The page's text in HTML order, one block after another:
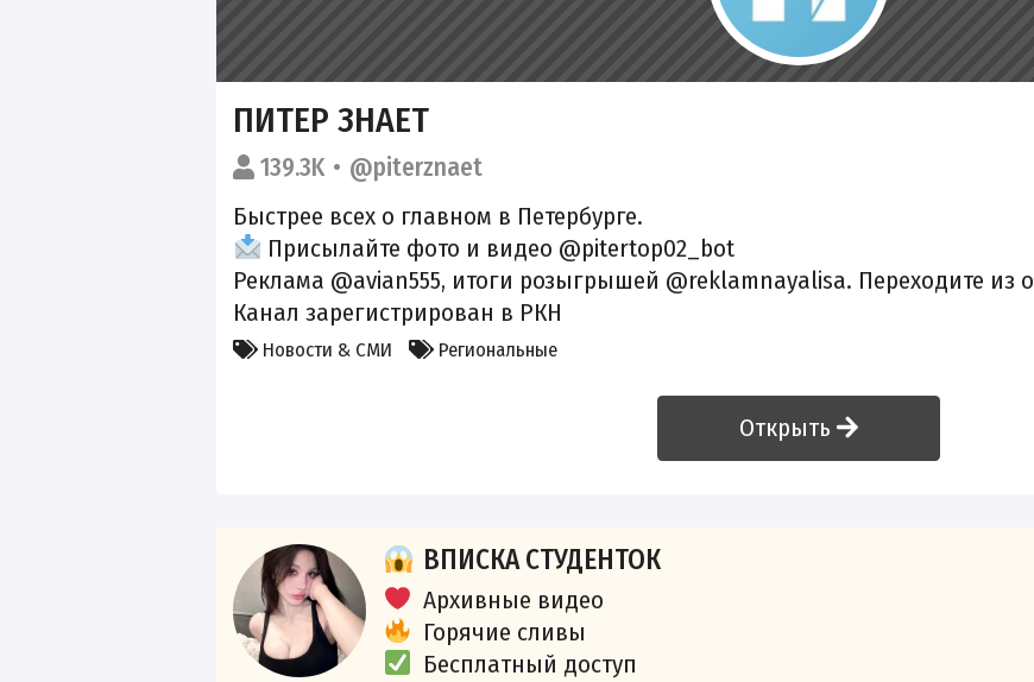
ПИТЕР ЗНАЕТ
139.3K
@piterznaet
Быстрее всех о главном в Петербурге.
Присылайте фото и видео @pitertop02_bot
Реклама @avian555, итоги розыгрышей @reklamnayalisa. Переходите из
Канал зарегистрирован в РКН
Новости & СМИ Региональные
Открыть
ВПИСКА СТУДЕНТОК
Архивные видео
Горячие сливы
Бесплатный доступ